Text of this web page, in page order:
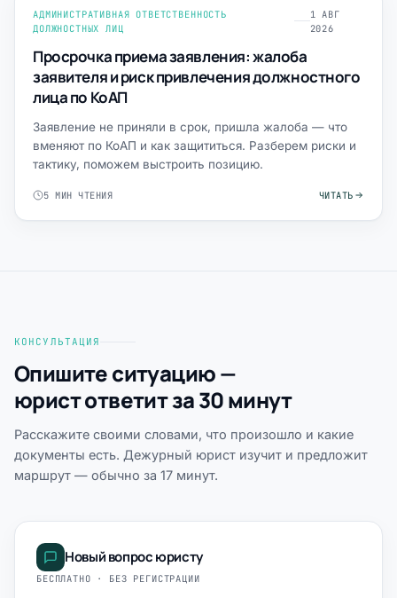
АДМИНИСТРАТИВНАЯ ОТВЕТСТВЕННОСТЬ
ДОЛЖНОСТНЫХ ЛИЦ
1 АВГ
2026
Просрочка приема заявления: жалоба
заявителя и риск привлечения должностного
лица по КоАП
Заявление не приняли в срок, пришла жалоба — что
вменяют по КоАП и как защититься. Разберем риски и
тактику, поможем выстроить позицию.
5 МИН ЧТЕНИЯ ЧИТАТЬ
КОНСУЛЬТАЦИЯ
Опишите ситуацию —
юрист ответит за 30 минут
Расскажите своими словами, что произошло и какие
документы есть. Дежурный юрист изучит и предложит
маршрут — обычно за 17 минут.
Новый вопрос юристу
БЕСПЛАТНО · БЕЗ РЕГИСТРАЦИИ